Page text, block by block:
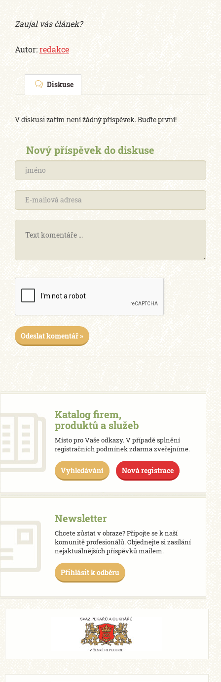
Zaujal vás článek?
Autor:redakce
Diskuse
V diskusi zatím není žádný příspěvek. Buďte první!
Nový příspěvek do diskuse
Odeslat komentář »
Katalog firem,
produktů a služeb
Místo pro Vaše odkazy. V případě splnění
registračních podmínek zdarma zveřejníme.
Vyhledávání Nová registrace
Newsletter
Chcete zůstat v obraze? Připojte se k naší
komunitě profesionálů. Objednejte si zasílání
nejaktuálnějších příspěvků mailem.
Přihlásit k odběru